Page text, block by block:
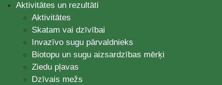
Aktivitātes un rezultāti
Aktivitātes
Skatam vai dzīvībai
Invazīvo sugu pārvaldnieks
Biotopu un sugu aizsardzības mērķi
Ziedu pļavas
Dzīvais mežs